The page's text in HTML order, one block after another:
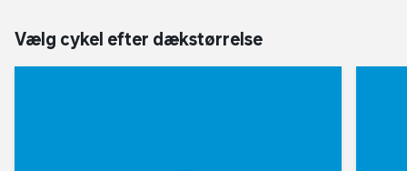
Vælg cykel efter dækstørrelse